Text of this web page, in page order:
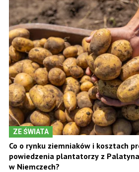
ZE ŚWIATA
Co o rynku ziemniaków i kosztach
powiedzenia plantatorzy z
w Niemczech?